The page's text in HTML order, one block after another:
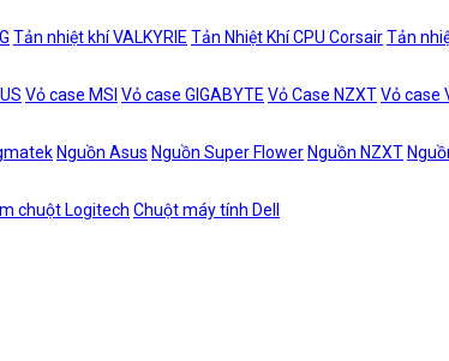
Tản nhiệt khí VALKYRIE Tản Nhiệt Khí CPU CorsairTản
Vỏ case MSI Vỏ case GIGABYTE Vỏ Case NZXTVỏ case
Nguồn Asus Nguồn Super Flower Nguồn NZXT
chuột Logitech Chuột máy tính Dell